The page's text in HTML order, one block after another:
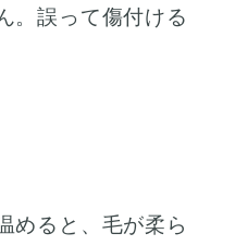
。誤って傷付ける
めると、毛が柔ら